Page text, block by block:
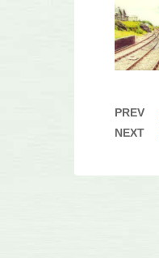
PREV
NEXT